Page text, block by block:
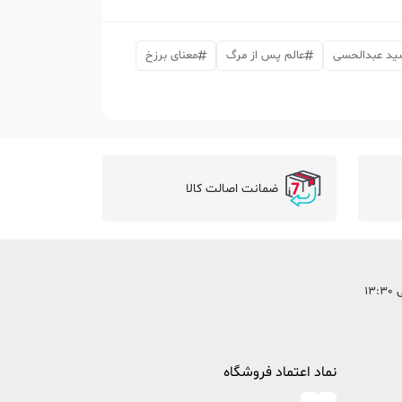
عبدالحسی عالم پس از مرگ
معنای برزخ
ضمانت اصالت کالا
نماد اعتماد فروشگاه